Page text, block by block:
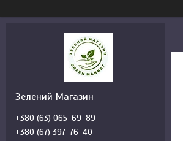
Зелений Магазин
+380 (63) 065-69-89
+380 (67) 397-76-40